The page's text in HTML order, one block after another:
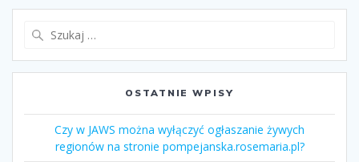
OSTATNIE WPISY
Czy w JAWS można wyłączyć ogłaszanie żywych
regionów na stronie pompejanska.rosemaria.pl?